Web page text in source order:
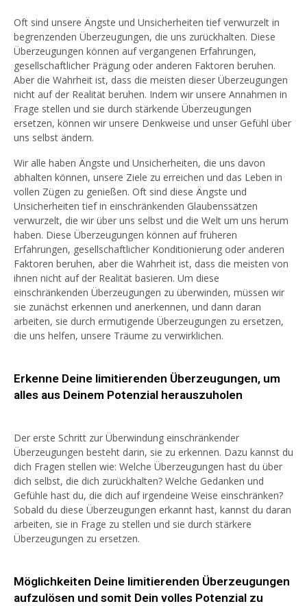
Oft sind unsere Ängste und Unsicherheiten tief verwurzelt in
begrenzenden Überzeugungen, die uns zurückhalten. Diese
Überzeugungen können auf vergangenen Erfahrungen,
gesellschaftlicher Prägung oder anderen Faktoren beruhen.
Aber die Wahrheit ist, dass die meisten dieser Überzeugungen
nicht auf der Realität beruhen. Indem wir unsere Annahmen in
Frage stellen und sie durch stärkende Überzeugungen
ersetzen, können wir unsere Denkweise und unser Gefühl über
uns selbst ändern.
Wir alle haben Ängste und Unsicherheiten, die uns davon
abhalten können, unsere Ziele zu erreichen und das Leben in
vollen Zügen zu genießen. Oft sind diese Ängste und
Unsicherheiten tief in einschränkenden Glaubenssätzen
verwurzelt, die wir über uns selbst und die Welt um uns herum
haben. Diese Überzeugungen können auf früheren
Erfahrungen, gesellschaftlicher Konditionierung oder anderen
Faktoren beruhen, aber die Wahrheit ist, dass die meisten von
ihnen nicht auf der Realität basieren. Um diese
einschränkenden Überzeugungen zu überwinden, müssen wir
sie zunächst erkennen und anerkennen, und dann daran
arbeiten, sie durch ermutigende Überzeugungen zu ersetzen,
die uns helfen, unsere Träume zu verwirklichen.
Erkenne Deine limitierenden Überzeugungen, um
alles aus Deinem Potenzial herauszuholen
Der erste Schritt zur Überwindung einschränkender
Überzeugungen besteht darin, sie zu erkennen. Dazu kannst du
dich Fragen stellen wie: Welche Überzeugungen hast du über
dich selbst, die dich zurückhalten? Welche Gedanken und
Gefühle hast du, die dich auf irgendeine Weise einschränken?
Sobald du diese Überzeugungen erkannt hast, kannst du daran
arbeiten, sie in Frage zu stellen und sie durch stärkere
Überzeugungen zu ersetzen.
Möglichkeiten Deine limitierenden Überzeugungen
aufzulösen und somit Dein volles Potenzial zu